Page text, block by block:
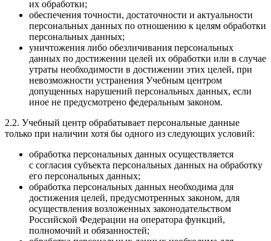
их обработки;
обеспечения точности, достаточности и актуальности
персональных данных по отношению к целям обработки
персональных данных;
уничтожения либо обезличивания персональных
данных по достижении целей их обработки или в случае
утраты необходимости в достижении этих целей, при
невозможности устранения Учебным центром
допущенных нарушений персональных данных, если
иное не предусмотрено федеральным законом.
2.2. Учебный центр обрабатывает персональные данные
только при наличии хотя бы одного из следующих условий:
обработка персональных данных осуществляется
с согласия субъекта персональных данных на обработку
его персональных данных;
обработка персональных данных необходима для
достижения целей, предусмотренных законом, для
осуществления возложенных законодательством
Российской Федерации на оператора функций,
полномочий и обязанностей;